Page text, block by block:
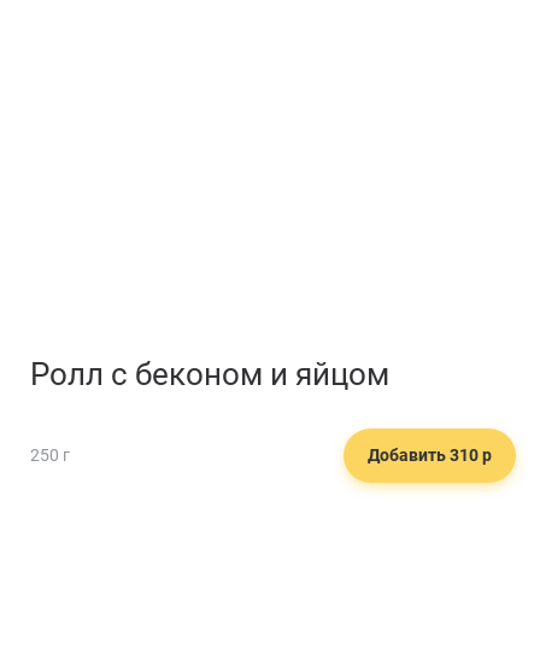
Ролл с беконом и яйцом
250 г Добавить 310 р